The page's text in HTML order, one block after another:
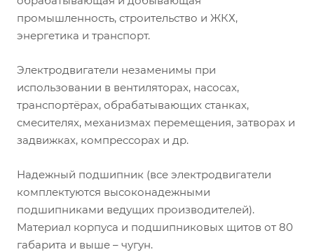
промышленность, строительство и ЖКХ,
энергетика и транспорт.
Электродвигатели незаменимы при
использовании в вентиляторах, насосах,
транспортёрах, обрабатывающих станках,
смесителях, механизмах перемещения, затворах и
задвижках, компрессорах и др.
Надежный подшипник (все электродвигатели
комплектуются высоконадежными
подшипниками ведущих производителей).
Материал корпуса и подшипниковых щитов от 80
габарита и выше – чугун.